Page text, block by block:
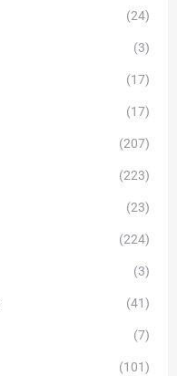
(24)
(3)
(17)
(17)
(207)
(223)
(23)
(224)
(3)
(41)
(7)
(101)